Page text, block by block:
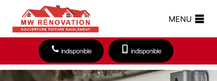
MENU
indisponible indisponible